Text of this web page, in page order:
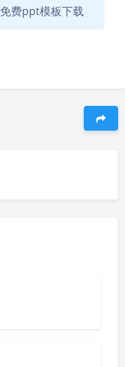
免费ppt模板下载